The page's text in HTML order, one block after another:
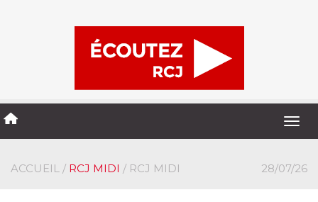
ACCUEIL / RCJ MIDI / RCJ MIDI 28/07/26